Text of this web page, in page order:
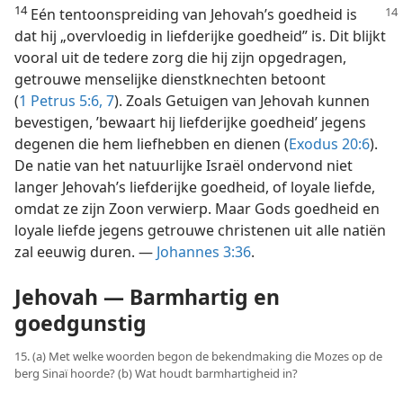
14Eén tentoonspreiding van Jehovah’s goedheid is
dat hij „overvloedig in liefderijke goedheid” is. Dit blijkt
vooral uit de tedere zorg die hij zijn opgedragen,
getrouwe menselijke dienstknechten betoont
(1 Petrus 5:6, 7). Zoals Getuigen van Jehovah kunnen
bevestigen, ’bewaart hij liefderijke goedheid’ jegens
degenen die hem liefhebben en dienen (Exodus 20:6).
De natie van het natuurlijke Israël ondervond niet
langer Jehovah’s liefderijke goedheid, of loyale liefde,
omdat ze zijn Zoon verwierp. Maar Gods goedheid en
loyale liefde jegens getrouwe christenen uit alle natiën
zal eeuwig duren. — Johannes 3:36.
Jehovah — Barmhartig en
goedgunstig
15. (a) Met welke woorden begon de bekendmaking die Mozes op de
berg Sinaï hoorde? (b) Wat houdt barmhartigheid in?